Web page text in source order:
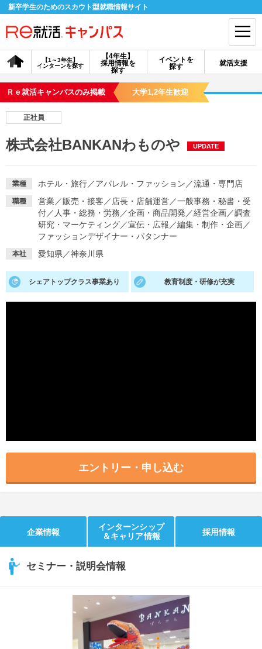
新卒学生のためのスカウト型就職情報サイト
【4年生】
採用情報を
探す
【1～3年生】
インターンを探す
イベントを
探す
就活支援
会員登録 ログイン
会員ID・パスワードを忘れた方はこちら
探す
イベントを探す スカウト お知らせ
就活ノウハウ・サポート
就活支援 就活コラム
Ｒｅ就活キャンパスのみ掲載 大学1,2年生歓迎
正社員
株式会社BANKANわものや UPDATE
業種 ホテル・旅行／アパレル・ファッション ／流通・専門店
職種 営業／販売・接客 ／ 店長・店舗運営／一般事務・秘書・受
付／ 人事・総務・労務 ／企画・商品開発 ／経営企画／調査
研究・マーケティング／宣伝・広報 ／編集・制作・企画／
ファッションデザイナー・パタンナー
本社 愛知県／神奈川県
シェアトップクラス事業あり 教育制度・研修が充実
エントリー・申し込む
企業情報
インターンシップ
＆キャリア情報
採用情報
セミナー・説明会情報